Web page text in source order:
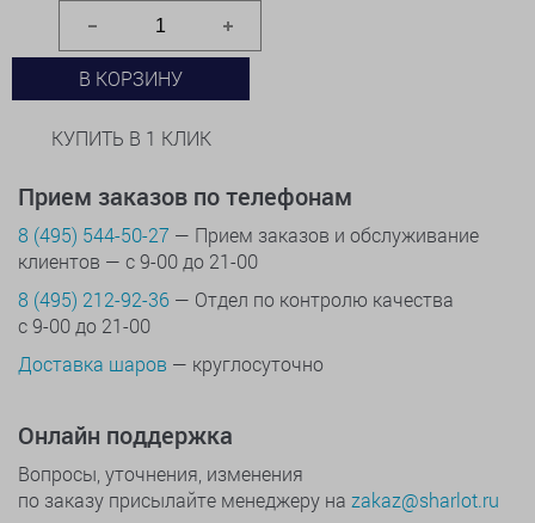
В КОРЗИНУ
КУПИТЬ В 1 КЛИК
Прием заказов по телефонам
8 (495) 544-50-27 — Прием заказов и обслуживание
клиентов — с 9-00 до 21-00
8 (495) 212-92-36 — Отдел по контролю качества
с 9-00 до 21-00
Доставка шаров — круглосуточно
Онлайн поддержка
Вопросы, уточнения, изменения
по заказу присылайте менеджеру на zakaz@sharlot.ru